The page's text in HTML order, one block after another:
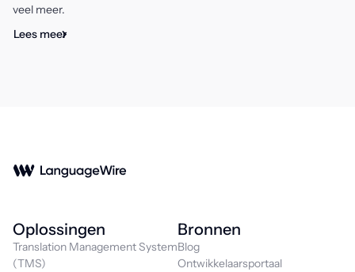
veel meer.
Lees meer
Oplossingen
Translation Management System
(TMS)
Bronnen
Blog
Ontwikkelaarsportaal